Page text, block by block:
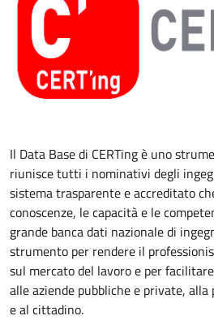
Il Data Base di CERTing è uno
riunisce tutti i nominativi degli
sistema trasparente e accreditato
conoscenze, le capacità e le
grande banca dati nazionale di
strumento per rendere il
sul mercato del lavoro e per
alle aziende pubbliche e private,
e al cittadino.